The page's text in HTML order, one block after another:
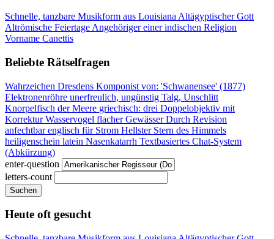
Schnelle, tanzbare Musikform aus Louisiana Altägyptischer Gott
Altrömische Feiertage Angehöriger einer indischen Religion
Vorname Canettis
Beliebte Rätselfragen
Wahrzeichen Dresdens Komponist von: 'Schwanensee' (1877)
Elektronenröhre unerfreulich, ungünstig Talg, Unschlitt
Knorpelfisch der Meere griechisch: drei Doppelobjektiv mit
KorrekturWasservogel flacher GewässerDurch Revision
anfechtbarenglisch für Strom Hellster Stern des Himmels
heiligenschein latein Nasenkatarrh Textbasiertes Chat-System
(Abkürzung)
enter-question
letters-count
Suchen
Heute oft gesucht